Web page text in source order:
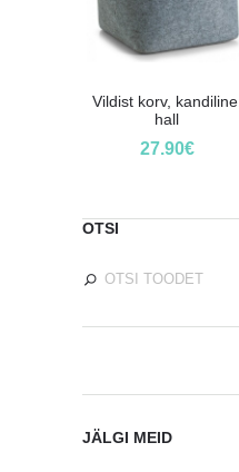
Vildist korv, kandiline,
hall
27.90€
OTSI
JÄLGI MEID